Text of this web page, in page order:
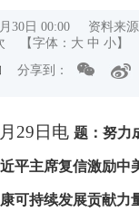
月30日 00:00 资料来
【字体： 大 中 小】
分享到：
29日电 题：努力
平主席复信激励中
可持续发展贡献力